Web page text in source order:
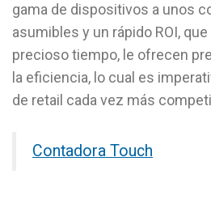
gama de dispositivos a unos
asumibles y un rápido ROI,
precioso tiempo, le ofrecen
la eficiencia, lo cual es
de retail cada vez más
Contadora Touch